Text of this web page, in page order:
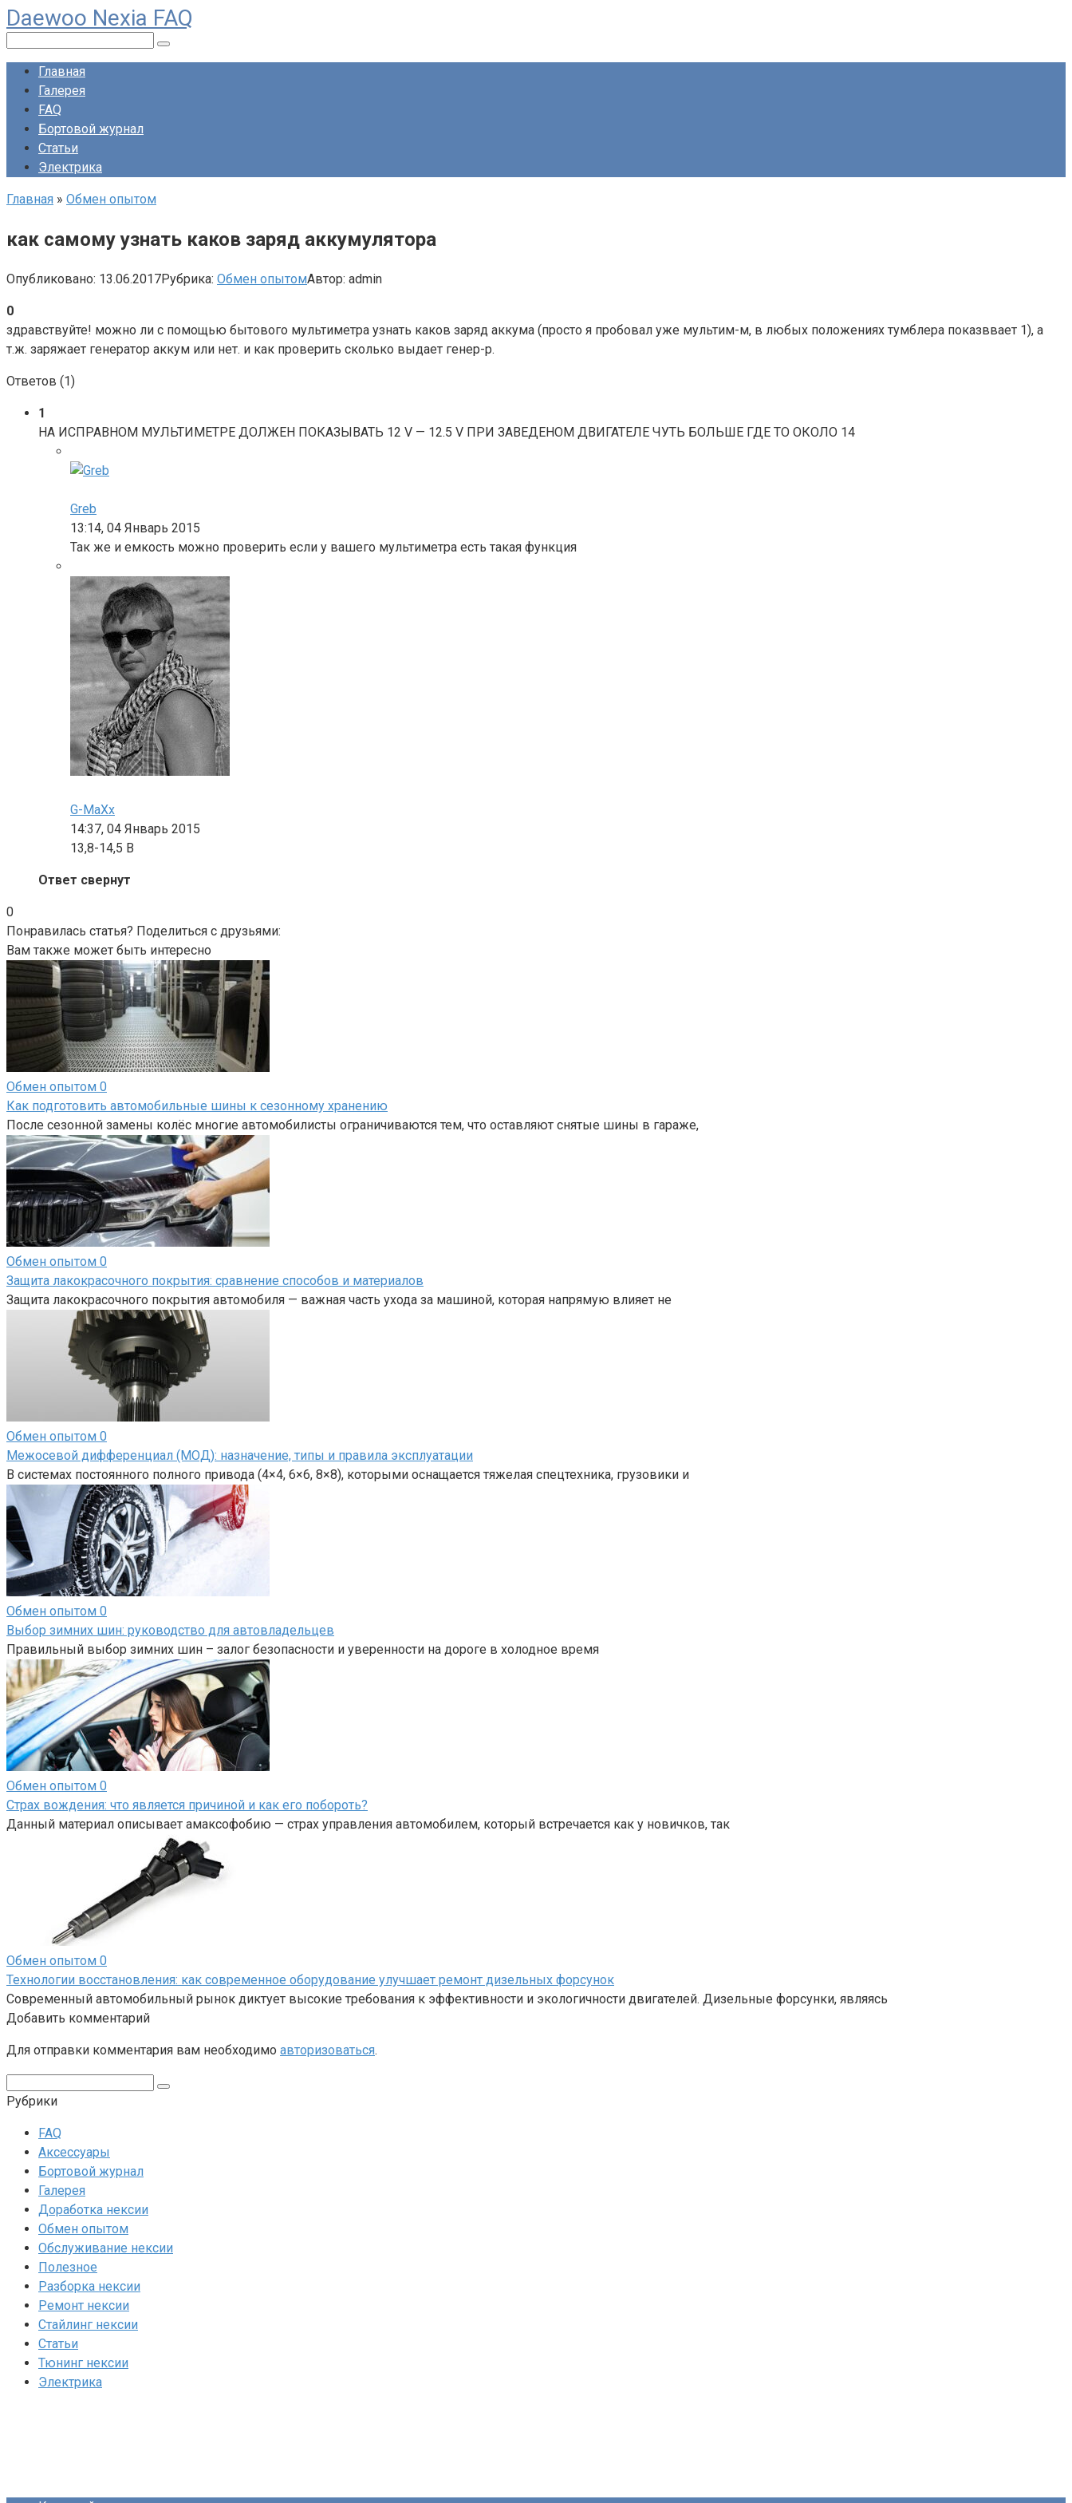
Перейти
к
контенту
Daewoo Nexia FAQ
Главная
Галерея
FAQ
Бортовой журнал
Статьи
Электрика
Главная » Обмен опытом
как самому узнать каков заряд аккумулятора
Опубликовано: 13.06.2017Рубрика: Обмен опытомАвтор: admin
0
здравствуйте! можно ли с помощью бытового мультиметра узнать каков заряд аккума (просто я пробовал уже мультим-м, в любых положениях тумблера показввает 1), а
т.ж. заряжает генератор аккум или нет. и как проверить сколько выдает генер-р.
Ответов (1)
1
НА ИСПРАВНОМ МУЛЬТИМЕТРЕ ДОЛЖЕН ПОКАЗЫВАТЬ 12 V — 12.5 V ПРИ ЗАВЕДЕНОМ ДВИГАТЕЛЕ ЧУТЬ БОЛЬШЕ ГДЕ ТО ОКОЛО 14
Greb
13:14, 04 Январь 2015
Так же и емкость можно проверить если у вашего мультиметра есть такая функция
G-MaXx
14:37, 04 Январь 2015
13,8-14,5 В
Ответ свернут
0
Понравилась статья? Поделиться с друзьями:
Вам также может быть интересно
Обмен опытом 0
Как подготовить автомобильные шины к сезонному хранению
После сезонной замены колёс многие автомобилисты ограничиваются тем, что оставляют снятые шины в гараже,
Обмен опытом 0
Защита лакокрасочного покрытия: сравнение способов и материалов
Защита лакокрасочного покрытия автомобиля — важная часть ухода за машиной, которая напрямую влияет не
Обмен опытом 0
Межосевой дифференциал (МОД): назначение, типы и правила эксплуатации
В системах постоянного полного привода (4×4, 6×6, 8×8), которыми оснащается тяжелая спецтехника, грузовики и
Обмен опытом 0
Выбор зимних шин: руководство для автовладельцев
Правильный выбор зимних шин – залог безопасности и уверенности на дороге в холодное время
Обмен опытом 0
Страх вождения: что является причиной и как его побороть?
Данный материал описывает амаксофобию — страх управления автомобилем, который встречается как у новичков, так
Обмен опытом 0
Технологии восстановления: как современное оборудование улучшает ремонт дизельных форсунок
Современный автомобильный рынок диктует высокие требования к эффективности и экологичности двигателей. Дизельные форсунки, являясь
Добавить комментарий
Для отправки комментария вам необходимо авторизоваться.
Рубрики
FAQ
Аксессуары
Бортовой журнал
Галерея
Доработка нексии
Обмен опытом
Обслуживание нексии
Полезное
Разборка нексии
Ремонт нексии
Стайлинг нексии
Статьи
Тюнинг нексии
Электрика